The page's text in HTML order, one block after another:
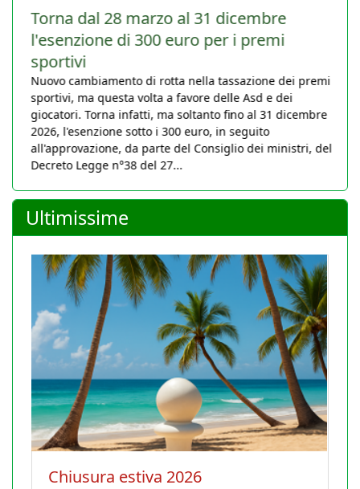
Torna dal 28 marzo al 31 dicembre
l'esenzione di 300 euro per i premi
sportivi
Nuovo cambiamento di rotta nella tassazione dei premi
sportivi, ma questa volta a favore delle Asd e dei
giocatori. Torna infatti, ma soltanto fino al 31 dicembre
2026, l'esenzione sotto i 300 euro, in seguito
all'approvazione, da parte del Consiglio dei ministri, del
Decreto Legge n°38 del 27...
Ultimissime
La Conferenza degli istruttori si